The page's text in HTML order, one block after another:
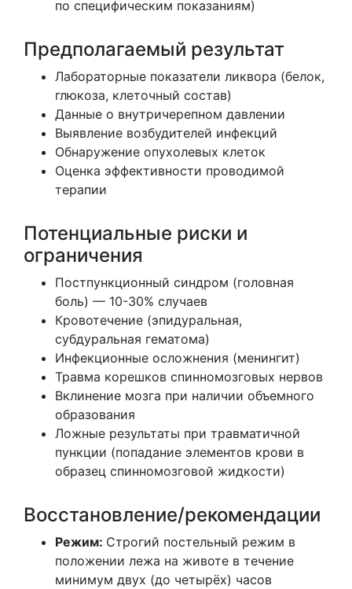
по специфическим показаниям)
Предполагаемый результат
Лабораторные показатели ликвора (белок,
глюкоза, клеточный состав)
Данные о внутричерепном давлении
Выявление возбудителей инфекций
Обнаружение опухолевых клеток
Оценка эффективности проводимой
терапии
Потенциальные риски и
ограничения
Постпункционный синдром (головная
боль) — 10-30% случаев
Кровотечение (эпидуральная,
субдуральная гематома)
Инфекционные осложнения (менингит)
Травма корешков спинномозговых нервов
Вклинение мозга при наличии объемного
образования
Ложные результаты при травматичной
пункции (попадание элементов крови в
образец спинномозговой жидкости)
Восстановление/рекомендации
Режим: Строгий постельный режим в
положении лежа на животе в течение
минимум двух (до четырёх) часов